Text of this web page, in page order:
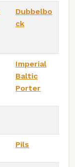
Dubbelbo
ck
Imperial
Baltic
Porter
Pils